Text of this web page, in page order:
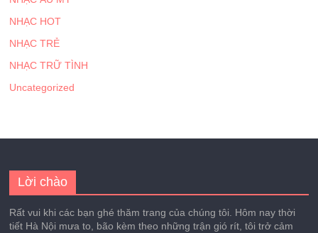
NHẠC HOT
NHẠC TRẺ
NHẠC TRỮ TÌNH
Uncategorized
Lời chào
Rất vui khi các bạn ghé thăm trang của chúng tôi. Hôm nay thời
tiết Hà Nội mưa to, bão kèm theo những trận gió rít, tôi trở cảm